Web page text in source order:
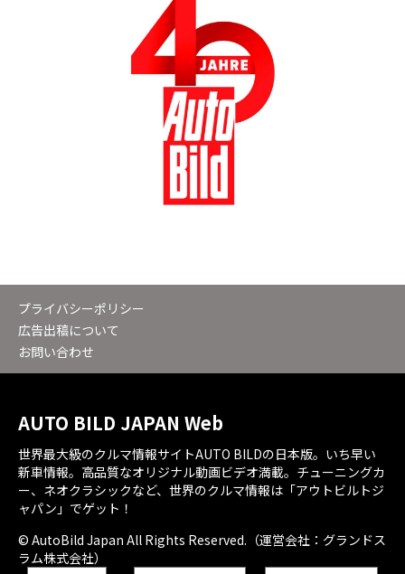
プライバシーポリシー
広告出稿について
お問い合わせ
AUTO BILD JAPAN Web
世界最大級のクルマ情報サイトAUTO BILDの日本版。いち早い
新車情報。高品質なオリジナル動画ビデオ満載。チューニングカ
ー、ネオクラシックなど、世界のクルマ情報は「アウトビルトジ
ャパン」でゲット！
© AutoBild Japan All Rights Reserved.（運営会社：グランドス
ラム株式会社）